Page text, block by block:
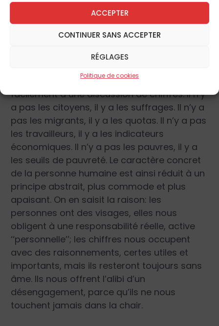
ACCEPTER
CONTINUER SANS ACCEPTER
RÉGLAGES
Politique de cookies
contribution que les chrétiens puissent offrir
qu’elle n’est pas un ensemble de nombres
ou d’institutions, mais qu’elle est faite de
comment souvent tout débat se réduit
facilement à une discussion de chiffres. Il n’y
a pas les citoyens, il y a les suffrages. Il n’y a
pas les migrants, il y a les quotas. Il n’y a pas
les travailleurs, il y a les indicateurs
économiques. Il n’y a pas les pauvres, il y a
les seuils de pauvreté. Le caractère concret
de la personne humaine est ainsi réduit à un
principe abstrait, plus commode et plus
apaisant. On en saisit la raison: les
personnes ont des visages, elles nous
obligent à une responsabilité réelle, active
‘‘personnelle’’; les chiffres nous occupent
avec des raisonnements, certes utiles et
importants, mais ils resteront toujours sans
âme. Ils nous offrent l’alibi d’un
désengagement, parce qu’ils ne nous
touchent jamais dans la chair.